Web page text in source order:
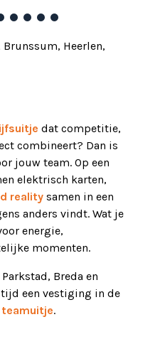
dat competitie,
combineert? Dan is
jouw team. Op een
elektrisch karten,
reality samen in een
anders vindt. Wat je
energie,
momenten.
Breda en
een vestiging in de
teamuitje.
Heerlen,